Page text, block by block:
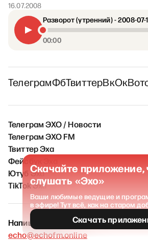
16.07.2008
Разворот (утренний) - 2008-07-
00:00
ТелеграмФбТвиттерВкОк
Скачайте приложение,
слушать «Эхо»
Ваши любимые ведущие и
в эфире! Тут всё, как на старом
Скачать
Телеграм ЭХО / Новости
Телеграм ЭХО FM
Твиттер Эха
Фейсбук Эха
Ютуб Эха
TikTok Эха
Напишите нам
echo@echofm.online